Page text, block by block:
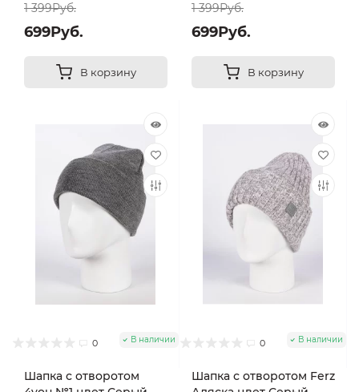
1 399Руб.
699Руб.
В корзину
1 399Руб.
699Руб.
В корзину
0 В наличии
Шапка с отворотом
0 В наличии
Шапка с отворотом Ferz